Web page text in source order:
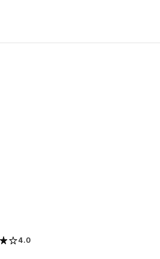
4.0